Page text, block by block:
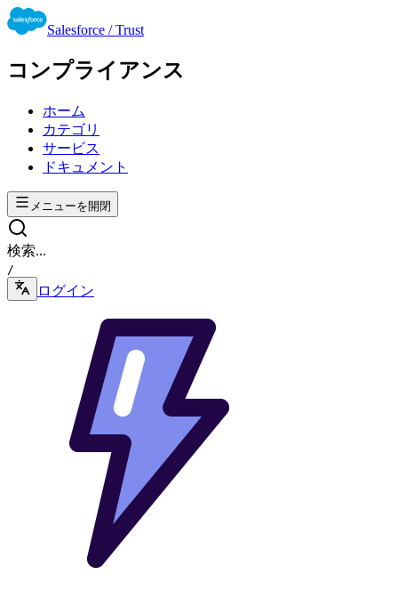
Salesforce / Trust
コンプライアンス
ホーム
カテゴリ
サービス
ドキュメント
メニューを開閉
検索...
/
ログイン